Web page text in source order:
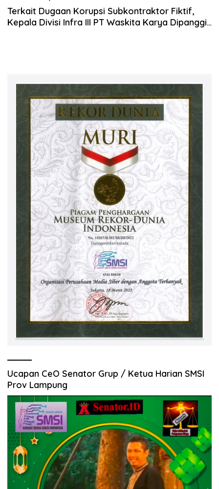
Terkait Dugaan Korupsi Subkontraktor Fiktif,
Kepala Divisi Infra III PT Waskita Karya Dipanggi
Ucapan CeO Senator Grup / Ketua Harian SMSI
Prov Lampung